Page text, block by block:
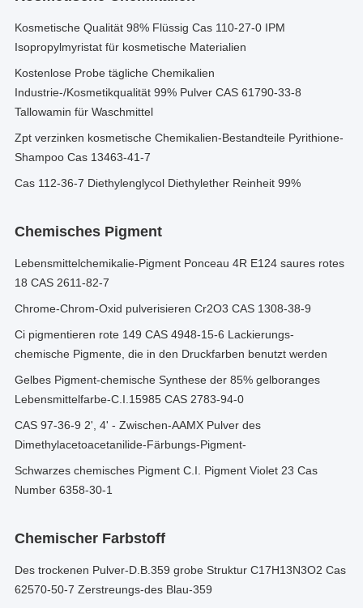
Kosmetische Qualität 98% Flüssig Cas 110-27-0 IPM
Isopropylmyristat für kosmetische Materialien
Kostenlose Probe tägliche Chemikalien
Industrie-/Kosmetikqualität 99% Pulver CAS 61790-33-8
Tallowamin für Waschmittel
Zpt verzinken kosmetische Chemikalien-Bestandteile Pyrithione-
Shampoo Cas 13463-41-7
Cas 112-36-7 Diethylenglycol Diethylether Reinheit 99%
Chemisches Pigment
Lebensmittelchemikalie-Pigment Ponceau 4R E124 saures rotes
18 CAS 2611-82-7
Chrome-Chrom-Oxid pulverisieren Cr2O3 CAS 1308-38-9
Ci pigmentieren rote 149 CAS 4948-15-6 Lackierungs-
chemische Pigmente, die in den Druckfarben benutzt werden
Gelbes Pigment-chemische Synthese der 85% gelboranges
Lebensmittelfarbe-C.I.15985 CAS 2783-94-0
CAS 97-36-9 2', 4' - Zwischen-AAMX Pulver des
Dimethylacetoacetanilide-Färbungs-Pigment-
Schwarzes chemisches Pigment C.I. Pigment Violet 23 Cas
Number 6358-30-1
Chemischer Farbstoff
Des trockenen Pulver-D.B.359 grobe Struktur C17H13N3O2 Cas
62570-50-7 Zerstreungs-des Blau-359